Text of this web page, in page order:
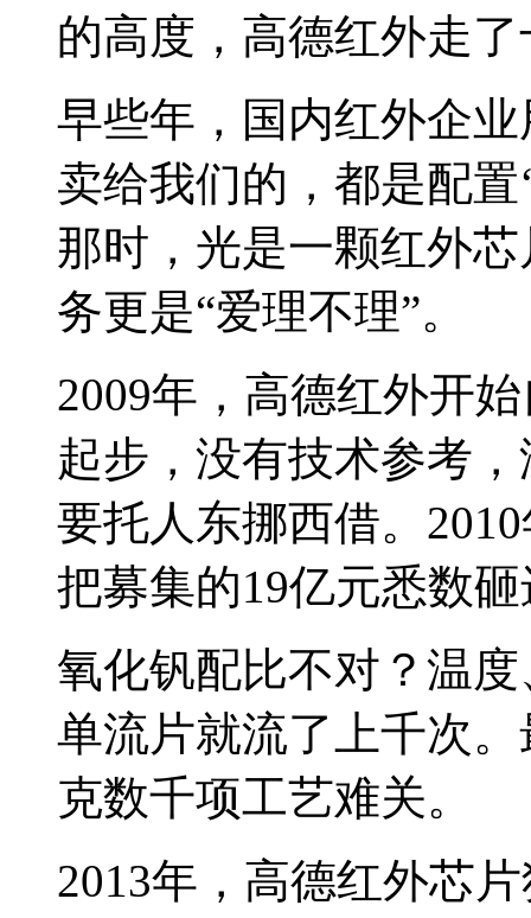
的高度，高德红外走
早些年，国内红外企
卖给我们的，都是配置
那时，光是一颗红外
务更是“爱理不理”。
2009年，高德红外开
起步，没有技术参考
要托人东挪西借。
把募集的19亿元悉数
氧化钒配比不对？温
单流片就流了上千次
克数千项工艺难关。
2013年，高德红外芯